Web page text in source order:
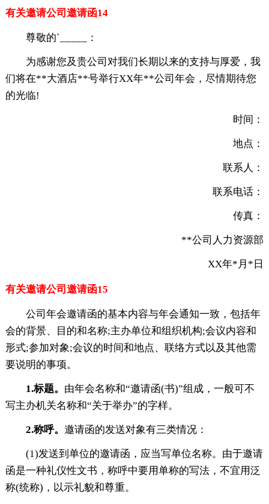
有关邀请公司邀请函14
尊敬的`_____：
为感谢您及贵公司对我们长期以来的支持与厚爱，我
们将在**大酒店**号举行XX年**公司年会，尽情期待您
的光临!
时间：
地点：
联系人：
联系电话：
传真：
**公司人力资源部
XX年*月*日
有关邀请公司邀请函15
公司年会邀请函的基本内容与年会通知一致，包括年
会的背景、目的和名称;主办单位和组织机构;会议内容和
形式;参加对象;会议的时间和地点、联络方式以及其他需
要说明的事项。
1.标题。 由年会名称和“邀请函(书)”组成，一般可不
写主办机关名称和“关于举办”的字样。
2.称呼。 邀请函的发送对象有三类情况：
(1)发送到单位的邀请函，应当写单位名称。由于邀请
函是一种礼仪性文书，称呼中要用单称的写法，不宜用泛
称(统称)，以示礼貌和尊重。